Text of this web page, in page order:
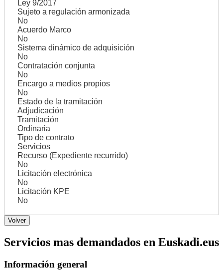
Ley 9/2017
Sujeto a regulación armonizada
No
Acuerdo Marco
No
Sistema dinámico de adquisición
No
Contratación conjunta
No
Encargo a medios propios
No
Estado de la tramitación
Adjudicación
Tramitación
Ordinaria
Tipo de contrato
Servicios
Recurso (Expediente recurrido)
No
Licitación electrónica
No
Licitación KPE
No
Servicios mas demandados en Euskadi.eus
Información general